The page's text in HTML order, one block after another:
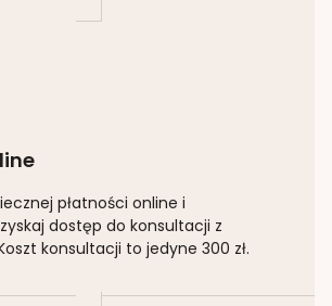
płatności online i
dostęp do konsultacji z
konsultacji to jedyne 300 zł.